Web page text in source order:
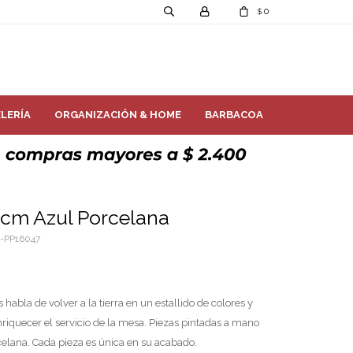
ORGANIZACIÓN & HOME BARBACOA
$ 0
Azul Porcelana
habla de volver a la tierra en un estallido de colores y
el servicio de la mesa. Piezas pintadas a mano
Cada pieza es única en su acabado.